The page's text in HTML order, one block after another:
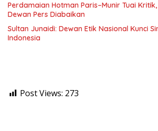
Perdamaian Hotman Paris–Munir Tuai Kritik,
Dewan Pers Diabaikan
Sultan Junaidi: Dewan Etik Nasional Kunci
Indonesia
Post Views: 273